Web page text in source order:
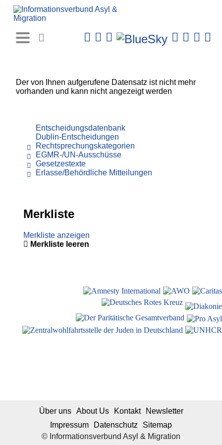
Der von Ihnen aufgerufene Datensatz ist nicht mehr
vorhanden und kann nicht angezeigt werden
Entscheidungsdatenbank
Dublin-Entscheidungen
Rechtsprechungskategorien
EGMR-/UN-Ausschüsse
Gesetzestexte
Erlasse/Behördliche Mitteilungen
Merkliste
Merkliste anzeigen
Merkliste leeren
© Informationsverbund Asyl & Migration
Über uns About Us Kontakt
Newsletter
Impressum
Datenschutz Sitemap